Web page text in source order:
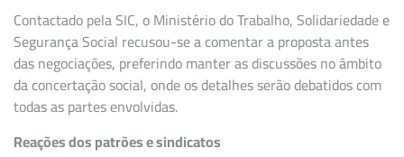
Contactado pela SIC, o Ministério do Trabalho, Solidariedade e
Segurança Social recusou-se a comentar a proposta antes
das negociações, preferindo manter as discussões no âmbito
da concertação social, onde os detalhes serão debatidos com
todas as partes envolvidas.
Reações dos patrões e sindicatos